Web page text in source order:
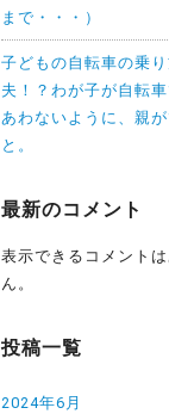
まで・・・）
子どもの自転車の乗
夫！？わが子が自転
あわないように、親が
と。
最新のコメント
表示できるコメント
ん。
投稿一覧
2024年6月